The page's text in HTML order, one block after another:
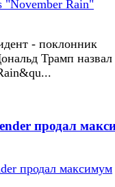
- поклонник
Трамп назвал
продал